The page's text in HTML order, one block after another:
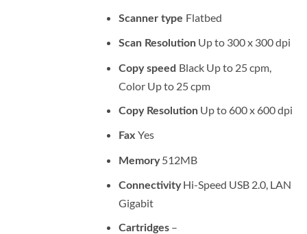
Scanner type Flatbed
Scan Resolution Up to 300 x 300 dpi
Copy speed Black Up to 25 cpm,
Color Up to 25 cpm
CopyResolution Up to 600 x 600 dpi
FaxYes
Memory512MB
ConnectivityHi-Speed USB 2.0, LAN
Gigabit
Cartridges –